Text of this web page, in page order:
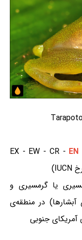
EN
یا گرمسیری و
آبشارها) در منطقه‌ی
جنوبی